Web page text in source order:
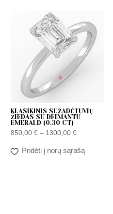
KLASIKINIS SUŽADĖTUVIŲ
ŽIEDAS SU DEIMANTU
EMERALD (0.30 CT)
850,00€ – 1300,00€
range:
850,00 €
through
1300,00 €
Pridėti į norų sąrašą